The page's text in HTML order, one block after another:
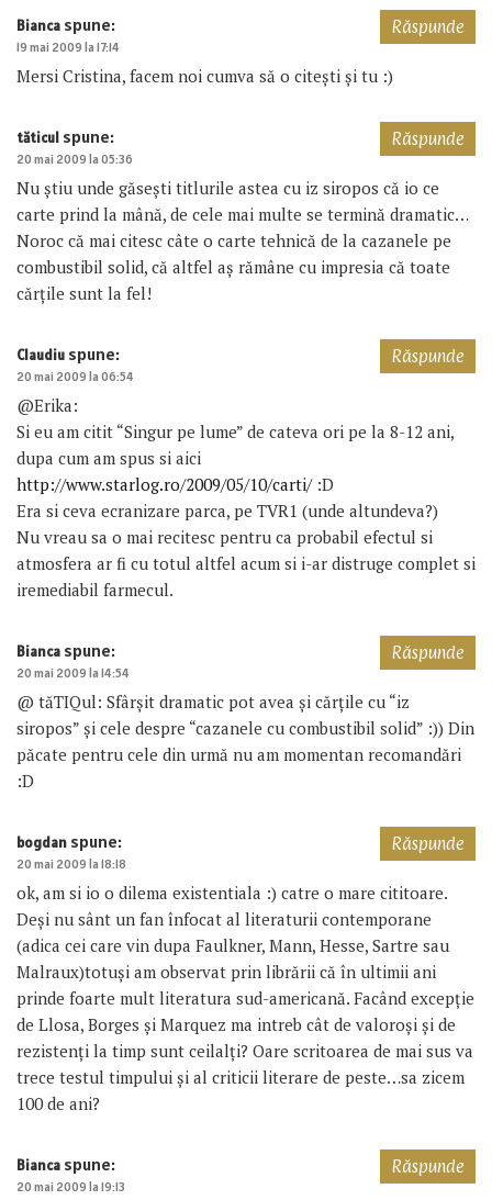
Bianca spune:
19 mai 2009 la 17:14
Mersi Cristina, facem noi cumva să o citești și tu :)
Răspunde
tăticul spune:
20 mai 2009 la 05:36
Nu ştiu unde găseşti titlurile astea cu iz siropos că io ce
carte prind la mână, de cele mai multe se termină dramatic…
Noroc că mai citesc câte o carte tehnică de la cazanele pe
combustibil solid, că altfel aş rămâne cu impresia că toate
cărţile sunt la fel!
Răspunde
Claudiu spune:
20 mai 2009 la 06:54
@Erika:
Si eu am citit “Singur pe lume” de cateva ori pe la 8-12 ani,
dupa cum am spus si aici
http://www.starlog.ro/2009/05/10/carti/:D
Era si ceva ecranizare parca, pe TVR1 (unde altundeva?)
Nu vreau sa o mai recitesc pentru ca probabil efectul si
atmosfera ar fi cu totul altfel acum si i-ar distruge complet si
iremediabil farmecul.
Răspunde
Bianca spune:
20 mai 2009 la 14:54
@ tăTIQul: Sfârșit dramatic pot avea și cărțile cu “iz
siropos” și cele despre “cazanele cu combustibil solid” :)) Din
păcate pentru cele din urmă nu am momentan recomandări
:D
Răspunde
bogdan spune:
20 mai 2009 la 18:18
ok, am si io o dilema existentiala :) catre o mare cititoare.
Deși nu sânt un fan înfocat al literaturii contemporane
(adica cei care vin dupa Faulkner, Mann, Hesse, Sartre sau
Malraux)totuși am observat prin librării că în ultimii ani
prinde foarte mult literatura sud-americană. Facând excepție
de Llosa, Borges și Marquez ma intreb cât de valoroși și de
rezistenți la timp sunt ceilalți? Oare scritoarea de mai sus va
trece testul timpului și al criticii literare de peste…sa zicem
100 de ani?
Răspunde
Bianca spune:
20 mai 2009 la 19:13
Răspunde